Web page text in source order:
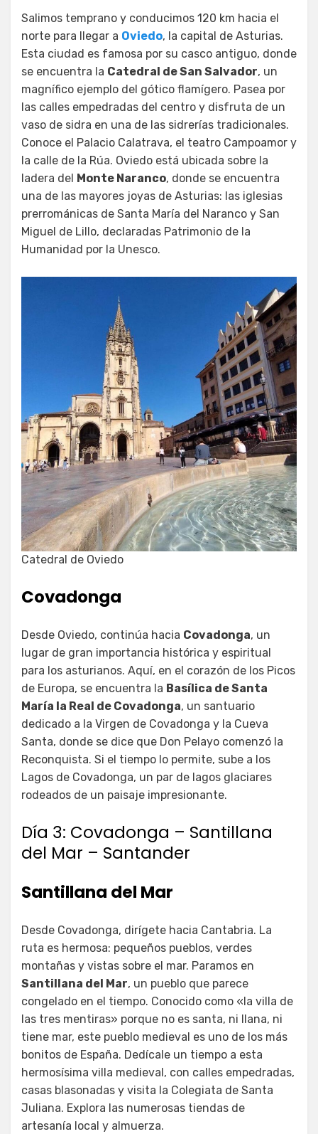
Salimos temprano y conducimos 120 km hacia el
norte para llegar a Oviedo, la capital de Asturias.
Esta ciudad es famosa por su casco antiguo, donde
se encuentra la Catedral de San Salvador, un
magnífico ejemplo del gótico flamígero. Pasea por
las calles empedradas del centro y disfruta de un
vaso de sidra en una de las sidrerías tradicionales.
Conoce el Palacio Calatrava, el teatro Campoamor y
la calle de la Rúa. Oviedo está ubicada sobre la
ladera del Monte Naranco, donde se encuentra
una de las mayores joyas de Asturias: las iglesias
prerrománicas de Santa María del Naranco y San
Miguel de Lillo, declaradas Patrimonio de la
Humanidad por la Unesco.
Catedral de Oviedo
Covadonga
Desde Oviedo, continúa hacia Covadonga, un
lugar de gran importancia histórica y espiritual
para los asturianos. Aquí, en el corazón de los Picos
de Europa, se encuentra la Basílica de Santa
María la Real de Covadonga, un santuario
dedicado a la Virgen de Covadonga y la Cueva
Santa, donde se dice que Don Pelayo comenzó la
Reconquista. Si el tiempo lo permite, sube a los
Lagos de Covadonga, un par de lagos glaciares
rodeados de un paisaje impresionante.
Día 3: Covadonga – Santillana
del Mar – Santander
Santillana del Mar
Desde Covadonga, dirígete hacia Cantabria. La
ruta es hermosa: pequeños pueblos, verdes
montañas y vistas sobre el mar. Paramos en
Santillana del Mar, un pueblo que parece
congelado en el tiempo. Conocido como «la villa de
las tres mentiras» porque no es santa, ni llana, ni
tiene mar, este pueblo medieval es uno de los más
bonitos de España. Dedícale un tiempo a esta
hermosísima villa medieval, con calles empedradas,
casas blasonadas y visita la Colegiata de Santa
Juliana. Explora las numerosas tiendas de
artesanía local y almuerza.